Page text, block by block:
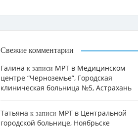
Свежие комментарии
Галина к записи МРТ в Медицинском
центре “Черноземье”, Городская
клиническая больница №5, Астрахань
Татьяна к записи МРТ в Центральной
городской больнице, Ноябрьске